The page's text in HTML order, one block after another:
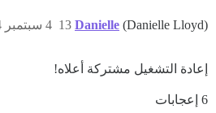
Danielle (Danielle Lloyd) 4 سبتمبر 2024، 2:44م 13
إعادة التشغيل مشتركة أعلاه!
6 إعجابات